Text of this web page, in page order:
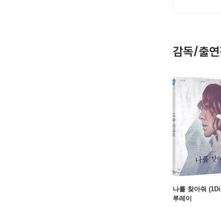
숨겨진 ‘
기대하
[필모그
봄날은
인샬라
공동경비
선물
친절한
감독/출
나를 찾아줘
루레이